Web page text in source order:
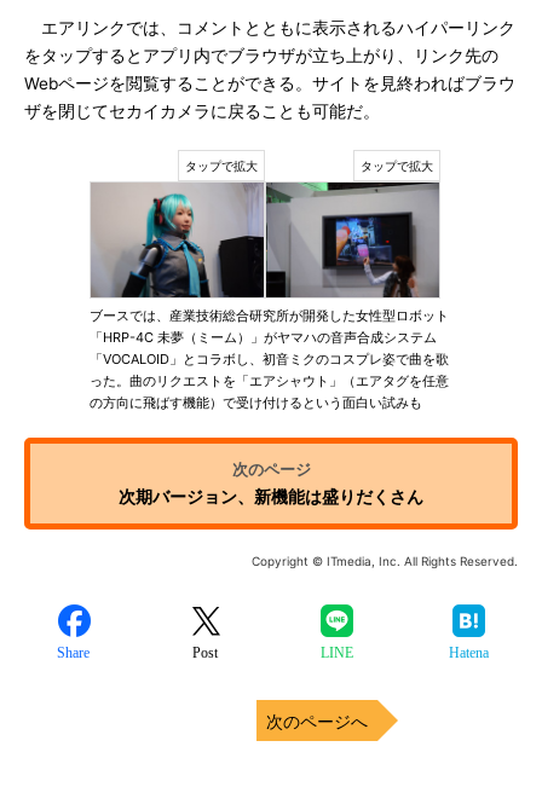
エアリンクでは、コメントとともに表示されるハイパーリンク
をタップするとアプリ内でブラウザが立ち上がり、リンク先の
Webページを閲覧することができる。サイトを見終わればブラウ
ザを閉じてセカイカメラに戻ることも可能だ。
ブースでは、産業技術総合研究所が開発した女性型ロボット
「HRP-4C 未夢（ミーム）」がヤマハの音声合成システム
「VOCALOID」とコラボし、初音ミクのコスプレ姿で曲を歌
った。曲のリクエストを「エアシャウト」（エアタグを任意
の方向に飛ばす機能）で受け付けるという面白い試みも
次期バージョン、新機能は盛りだくさん
Copyright © ITmedia, Inc. All Rights Reserved.
Share Post LINE Hatena
次のページへ